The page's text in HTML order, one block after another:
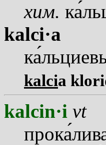
хим. ка
kalci·a
ка
kalcia
kalcin·i vt
прока